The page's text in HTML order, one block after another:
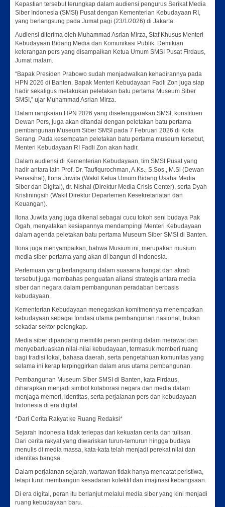
Kepastian tersebut terungkap dalam audiensi pengurus Serikat Media
Siber Indonesia (SMSI) Pusat dengan Kementerian Kebudayaan RI,
yang berlangsung pada Jumat pagi (23/1/2026) di Jakarta.
Audiensi diterima oleh Muhammad Asrian Mirza, Staf Khusus Menteri
Kebudayaan Bidang Media dan Komunikasi Publik. Demikian
keterangan pers yang disampaikan Ketua Umum SMSI Pusat Firdaus,
Jumat malam.
“Bapak Presiden Prabowo sudah menjadwalkan kehadirannya pada
HPN 2026 di Banten. Bapak Menteri Kebudayaan Fadli Zon juga siap
hadir sekaligus melakukan peletakan batu pertama Museum Siber
SMSI,” ujar Muhammad Asrian Mirza.
Dalam rangkaian HPN 2026 yang diselenggarakan SMSI, konstituen
Dewan Pers, juga akan ditandai dengan peletakan batu pertama
pembangunan Museum Siber SMSI pada 7 Februari 2026 di Kota
Serang. Pada kesempatan peletakan batu pertama museum tersebut,
Menteri Kebudayaan RI Fadli Zon akan hadir.
Dalam audiensi di Kementerian Kebudayaan, tim SMSI Pusat yang
hadir antara lain Prof. Dr. Taufiqurochman, A.Ks., S.Sos., M.Si (Dewan
Penasihat), Ilona Juwita (Wakil Ketua Umum Bidang Usaha Media
Siber dan Digital), dr. Nishal (Direktur Media Crisis Center), serta Dyah
Kristiningsih (Wakil Direktur Departemen Kesekretariatan dan
Keuangan).
Ilona Juwita yang juga dikenal sebagai cucu tokoh seni budaya Pak
Ogah, menyatakan kesiapannya mendampingi Menteri Kebudayaan
dalam agenda peletakan batu pertama Museum Siber SMSI di Banten.
Ilona juga menyampaikan, bahwa Musium ini, merupakan musium
media siber pertama yang akan di bangun di Indonesia.
Pertemuan yang berlangsung dalam suasana hangat dan akrab
tersebut juga membahas penguatan aliansi strategis antara media
siber dan negara dalam pembangunan peradaban berbasis
kebudayaan.
Kementerian Kebudayaan menegaskan komitmennya menempatkan
kebudayaan sebagai fondasi utama pembangunan nasional, bukan
sekadar sektor pelengkap.
Media siber dipandang memiliki peran penting dalam merawat dan
menyebarluaskan nilai-nilai kebudayaan, termasuk memberi ruang
bagi tradisi lokal, bahasa daerah, serta pengetahuan komunitas yang
selama ini kerap terpinggirkan dalam arus utama pembangunan.
Pembangunan Museum Siber SMSI di Banten, kata Firdaus,
diharapkan menjadi simbol kolaborasi negara dan media dalam
menjaga memori, identitas, serta perjalanan pers dan kebudayaan
Indonesia di era digital.
*Dari Cerita Rakyat ke Ruang Redaksi*
Sejarah Indonesia tidak terlepas dari kekuatan cerita dan tulisan.
Dari cerita rakyat yang diwariskan turun-temurun hingga budaya
menulis di media massa, kata-kata telah menjadi perekat nilai dan
identitas bangsa.
Dalam perjalanan sejarah, wartawan tidak hanya mencatat peristiwa,
tetapi turut membangun kesadaran kolektif dan imajinasi kebangsaan.
Di era digital, peran itu berlanjut melalui media siber yang kini menjadi
ruang kebudayaan baru.